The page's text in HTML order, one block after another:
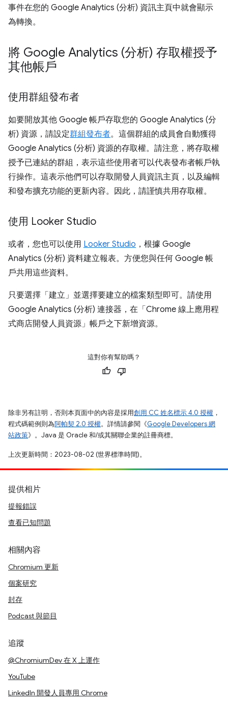
事件在您的 Google Analytics (分析) 資訊主頁中就會顯示
為轉換。
將 Google Analytics (分析) 存取權授予
其他帳戶
使用群組發布者
如要開放其他 Google 帳戶存取您的 Google Analytics (分
析) 資源，請設定群組發布者。這個群組的成員會自動獲得
Google Analytics (分析) 資源的存取權。請注意，將存取權
授予已連結的群組，表示這些使用者可以代表發布者帳戶執
行操作。這表示他們可以存取開發人員資訊主頁，以及編輯
和發布擴充功能的更新內容。因此，請謹慎共用存取權。
使用 Looker Studio
或者，您也可以使用 Looker Studio ，根據 Google
Analytics (分析) 資料建立報表。方便您與任何 Google 帳
戶共用這些資料。
只要選擇「建立」並選擇要建立的檔案類型即可。請使用
Google Analytics (分析) 連接器，在「Chrome 線上應用程
式商店開發人員資源」帳戶之下新增資源。
這對你有幫助嗎？
除非另有註明，否則本頁面中的內容是採用創用 CC 姓名標示 4.0 授權 ，
程式碼範例則為阿帕契 2.0 授權。詳情請參閱《Google Developers 網
站政策》。Java 是 Oracle 和/或其關聯企業的註冊商標。
上次更新時間：2023-08-02 (世界標準時間)。
提供相片
提報錯誤
查看已知問題
相關內容
Chromium 更新
個案研究
封存
Podcast 與節目
追蹤
@ChromiumDev 在 X 上運作
YouTube
LinkedIn 開發人員專用 Chrome